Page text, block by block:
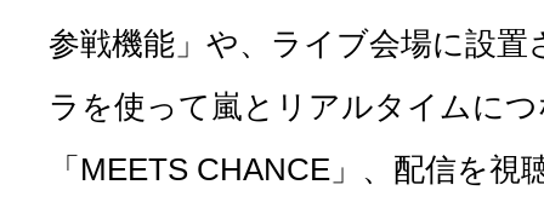
参戦機能」や、ライブ会場に設置
ラを使って嵐とリアルタイムに
「MEETS CHANCE」、配信を